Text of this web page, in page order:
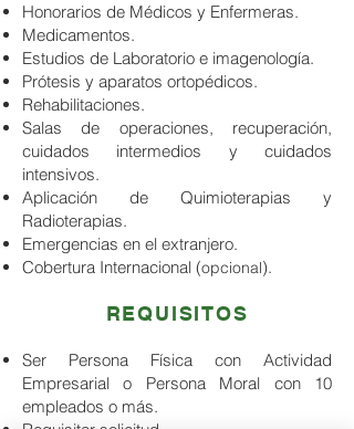
Honorarios de Médicos y Enfermeras.
Medicamentos.
Estudios de Laboratorio e imagenología.
Prótesis y aparatos ortopédicos.
Rehabilitaciones.
Salas de operaciones, recuperación,
cuidados intermedios y cuidados
intensivos.
Aplicación de Quimioterapias y
Radioterapias.
Emergencias en el extranjero.
Cobertura Internacional (opcional).
REQUISITOS
Ser Persona Física con Actividad
Empresarial o Persona Moral con 10
empleados o más.